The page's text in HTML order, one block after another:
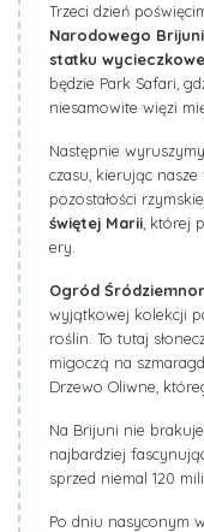
Trzeci dzień
Narodowego Brijuni
statku
będzie Park Safari,
niesamowite więzi
Następnie
czasu, kierując
pozostałości
świętej Marii , której
ery.
Ogród
wyjątkowej kolekcji
roślin. To tutaj
migoczą na
Drzewo Oliwne,
Na Brijuni nie
najbardziej
sprzed niemal 120
Po dniu nasyconym